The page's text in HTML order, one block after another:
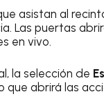
asistan al
Las puertas
en vivo.
la selección de
que abrirá las